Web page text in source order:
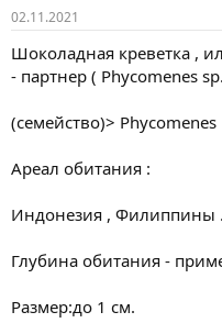
02.11.2021
Шоколадная креветка ,
- партнер ( Phycomenes
(семейство)> Phycomenes
Ареал обитания :
Индонезия , Филиппины .
Глубина обитания -
Размер:до 1 см.